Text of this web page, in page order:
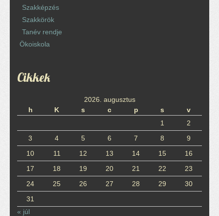
Szakképzés
Szakkörök
Tanév rendje
Ökoiskola
Cikkek
2026. augusztus
h
K s c p s
v
1
2
3
4 5 6 7 8
9
10
11 12 13 14 15
16
17
18 19 20 21 22
23
24
25 26 27 28 29
30
31
« júl